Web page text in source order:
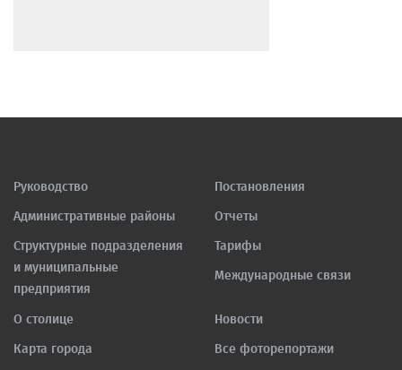
Руководство
Административные районы
Структурные подразделения
и муниципальные
предприятия
Постановления
Отчеты
Тарифы
Международные связи
О столице
Карта города
Новости
Все фоторепортажи